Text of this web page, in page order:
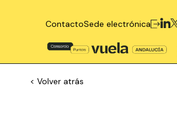
ContactoSede electrónica
< Volver atrás